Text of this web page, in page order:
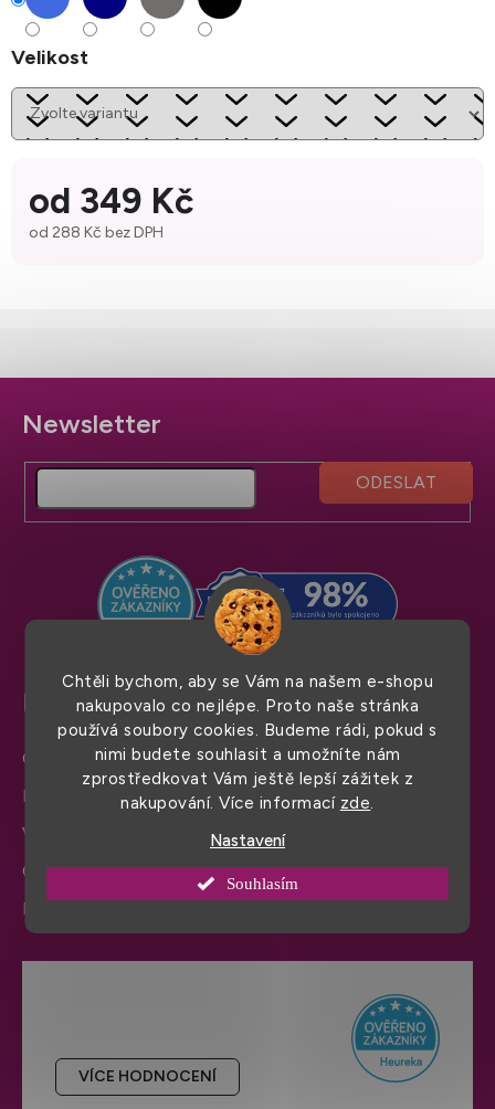
Chtěli bychom, aby se Vám na našem e-shopu
nakupovalo co nejlépe. Proto naše stránka
používá soubory cookies. Budeme rádi, pokud s
nimi budete souhlasit a umožníte nám
zprostředkovat Vám ještě lepší zážitek z
nakupování. Více informací zde.
Nastavení
Souhlasím
Velikost
od 349 Kč
od 288 Kč bez DPH
Z
á
a
VÍCE HODNOCENÍ
Pro snadný nákup
Obchodní podmínky
Doprava a platba
Výměna zboží a reklamace
Ochrana osobních údajů
Informace a nastavení cookies